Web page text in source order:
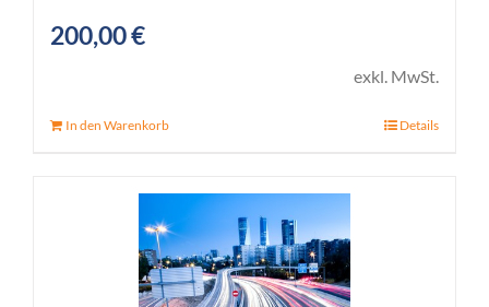
200,00€
exkl. MwSt.
In den Warenkorb Details